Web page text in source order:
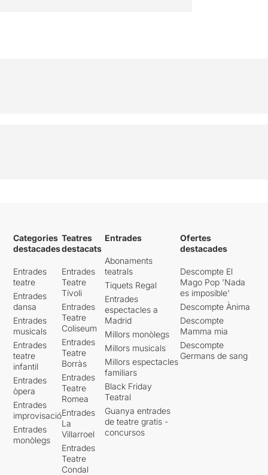
Categories
destacades
Entrades
teatre
Entrades
dansa
Entrades
musicals
Entrades
teatre
infantil
Entrades
òpera
Entrades
improvisació
Entrades
monòlegs
Teatres
destacats
Entrades
Teatre
Tívoli
Entrades
Teatre
Coliseum
Entrades
Teatre
Borràs
Entrades
Teatre
Romea
Entrades
La
Villarroel
Entrades
Teatre
Condal
Entrades
Abonaments
teatrals
Tiquets Regal
Entrades
espectacles a
Madrid
Millors monòlegs
Millors musicals
Millors espectacles
familiars
Black Friday
Teatral
Guanya entrades
de teatre gratis -
concursos
Ofertes
destacades
Descompte El
Mago Pop 'Nada
es imposible'
Descompte Ànima
Descompte
Mamma mia
Descompte
Germans de sang